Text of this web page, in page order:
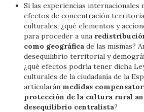
Si las experiencias internacionales
efectos de concentración
culturales, ¿qué elementos y
para proceder a una
como geográfica de las mismas?
desequilibrio territorial y
¿qué efectos podría tener dicha
culturales de la ciudadanía de la
articularán medidas
protección de la cultura rural
desequilibrio centralista?